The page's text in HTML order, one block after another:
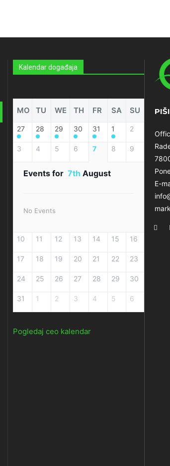
Kalendar događaja
MO TU WE TH FR SA SU
27 28 29 30 31 1 2
3 4 5 6 7 8 9
Events for 7th August
No Events
10 11 12 13 14 15 16
17 18 19 20 21 22 23
24 25 26 27 28 29 30
31 1 2 3 4 5 6
Pogledaj ceo kalendar
E-